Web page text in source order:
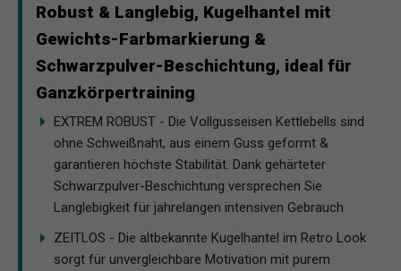
Robust & Langlebig, Kugelhantel mit
Gewichts-Farbmarkierung &
Schwarzpulver-Beschichtung, ideal für
Ganzkörpertraining
EXTREM ROBUST - Die Vollgusseisen Kettlebells sind
ohne Schweißnaht, aus einem Guss geformt &
garantieren höchste Stabilität. Dank gehärteter
Schwarzpulver-Beschichtung versprechen Sie
Langlebigkeit für jahrelangen intensiven Gebrauch
ZEITLOS - Die altbekannte Kugelhantel im Retro Look
sorgt für unvergleichbare Motivation mit purem